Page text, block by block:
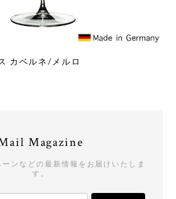
カベルネ/メルロ
Magazine
ンなどの最新情報をお届けいたしま
す。